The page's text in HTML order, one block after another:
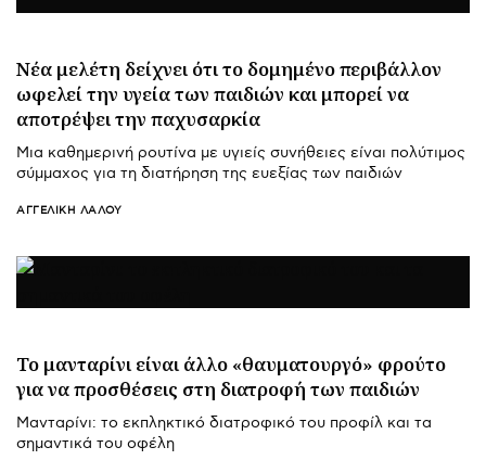
Νέα μελέτη δείχνει ότι το δομημένο περιβάλλον
ωφελεί την υγεία των παιδιών και μπορεί να
αποτρέψει την παχυσαρκία
Μια καθημερινή ρουτίνα με υγιείς συνήθειες είναι πολύτιμος
σύμμαχος για τη διατήρηση της ευεξίας των παιδιών
ΑΓΓΕΛΙΚΉ ΛΆΛΟΥ
Το μανταρίνι είναι άλλο «θαυματουργό» φρούτο
για να προσθέσεις στη διατροφή των παιδιών
Μανταρίνι: το εκπληκτικό διατροφικό του προφίλ και τα
σημαντικά του οφέλη